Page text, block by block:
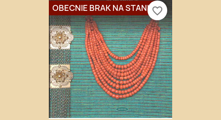
OBECNIE BRAK NA STANIEfavorite_border